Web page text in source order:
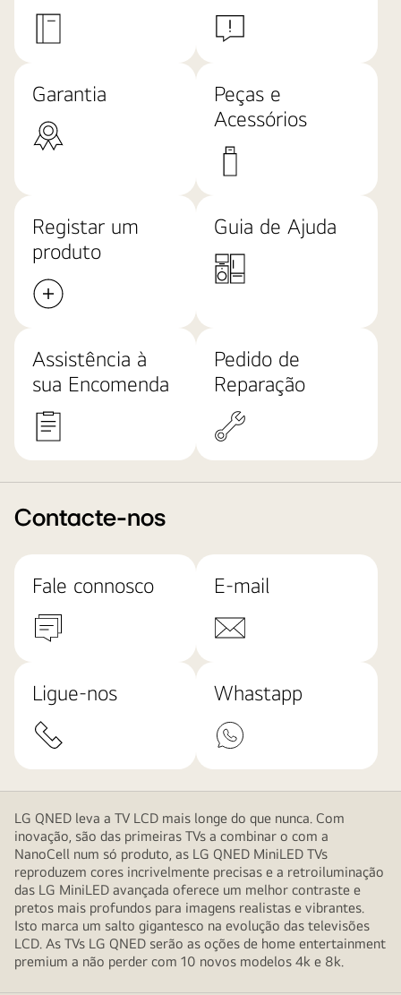
Garantia
Peças e
Acessórios
Registar um
produto
Guia de Ajuda
Assistência à
sua Encomenda
Pedido de
Reparação
Contacte-nos
Fale connosco E-mail
Ligue-nos Whastapp
LG QNED leva a TV LCD mais longe do que nunca. Com
inovação, são das primeiras TVs a combinar o com a
NanoCell num só produto, as LG QNED MiniLED TVs
reproduzem cores incrivelmente precisas e a retroiluminação
das LG MiniLED avançada oferece um melhor contraste e
pretos mais profundos para imagens realistas e vibrantes.
Isto marca um salto gigantesco na evolução das televisões
LCD. As TVs LG QNED serão as oções de home entertainment
premium a não perder com 10 novos modelos 4k e 8k.